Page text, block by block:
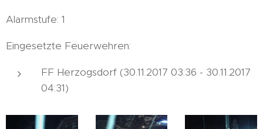
Alarmstufe: 1
Eingesetzte Feuerwehren:
FF Herzogsdorf (30.11.2017 03:36 - 30.11.2017
04:31)